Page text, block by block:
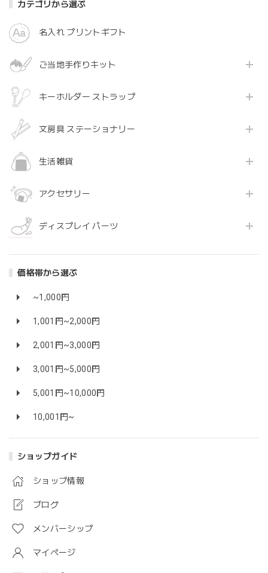
カテゴリから選ぶ
名入れ プリントギフト
ご当地手作りキット
キーホルダー ストラップ
文房具 ステーショナリー
生活雑貨
アクセサリー
ディスプレイ パーツ
価格帯から選ぶ
~1,000円
1,001円~2,000円
2,001円~3,000円
3,001円~5,000円
5,001円~10,000円
10,001円~
ショップガイド
ショップ情報
ブログ
メンバーシップ
マイページ